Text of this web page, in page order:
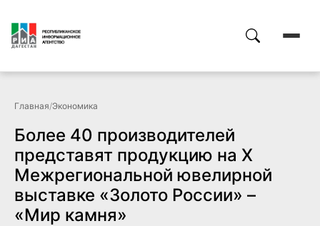
Главная/Экономика
Более 40 производителей
представят продукцию на X
Межрегиональной ювелирной
выставке «Золото России» –
«Мир камня»